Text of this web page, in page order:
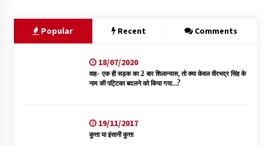
Popular Recent Comments
18/07/2020
वाह- एक ही सड़क का 2 बार शिलान्यास, तो क्या केवल वीरभद्र सिंह के
नाम की पट्टिका बदलने को किया गया…?
19/11/2017
कुत्ता या इंसानी कुत्ता